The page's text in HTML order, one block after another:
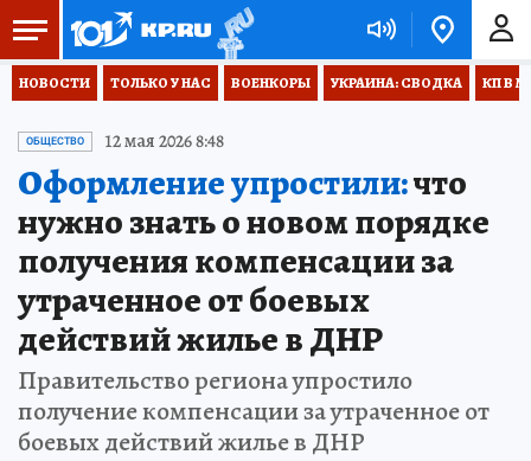
НОВОСТИ ТОЛЬКО У НАС ВОЕНКОРЫ УКРАИНА: СВОДКА КП В
ОБЩЕСТВО 12 мая 2026 8:48
Оформление упростили:что
нужно знать о новом порядке
получения компенсации за
утраченное от боевых
действий жилье в ДНР
Правительство региона упростило
получение компенсации за утраченное от
боевых действий жилье в ДНР